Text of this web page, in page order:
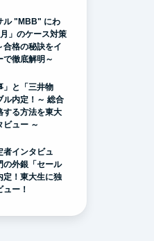
ル "MBB" にわ
」のケース対策
合格の秘訣をイ
で徹底解明～
」と「三井物
ル内定！～ 総合
する方法を東大
ビュー ～
者インタビュ
の外銀「セール
定！東大生に独
ー！